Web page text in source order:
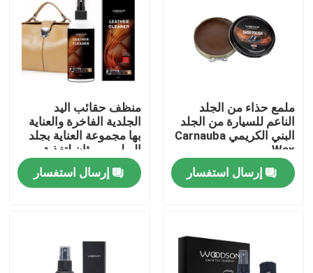
منزل
ملمع حذاء من الجلد
الناعم للسيارة من الجلد
البني الكريمي Carnauba
Wax
إرسال استفسار
منظف ​​حقائب اليد
الجلدية الفاخرة والعناية
بها مجموعة العناية بجلد
البولي يوريثان لتغذية
الجلد الناعم
إرسال استفسار